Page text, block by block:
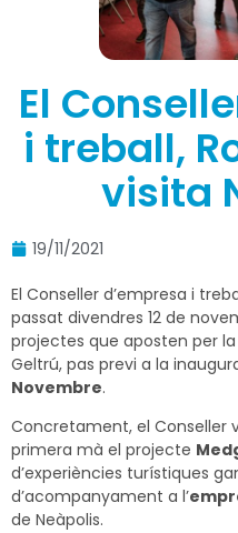
El
i treball,
visita
19/11/2021
El Conseller d’empresa i
passat divendres 12 de
projectes que aposten per la
Geltrú, pas previ a la
Novembre.
Concretament, el Conseller
primera mà el projecte
d’experiències turístiques
d’acompanyament a l’
de Neàpolis.